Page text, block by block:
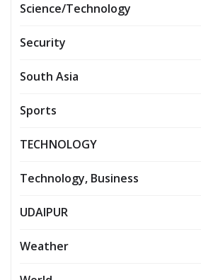
Science/Technology
Security
South Asia
Sports
TECHNOLOGY
Technology, Business
UDAIPUR
Weather